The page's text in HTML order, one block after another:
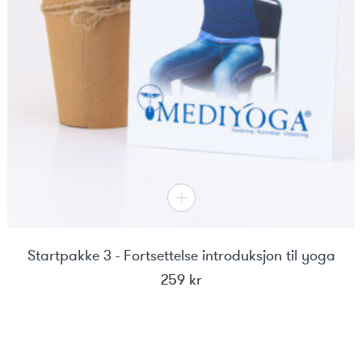
Startpakke 3 - Fortsettelse introduksjon til yoga
259 kr